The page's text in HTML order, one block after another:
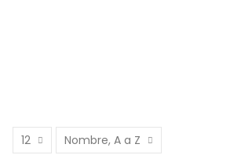
12 Nombre, A a Z